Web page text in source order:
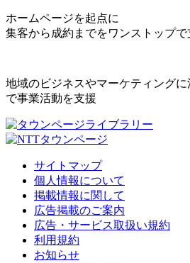
ホームページを起点に
集客から成約までをワンストップで
地域のビジネスやマーケティング
で事業活動を支援
サイトマップ
個人情報について
掲載情報に関して
広告掲載のご案内
広告・サービス取扱い規約
利用規約
お知らせ